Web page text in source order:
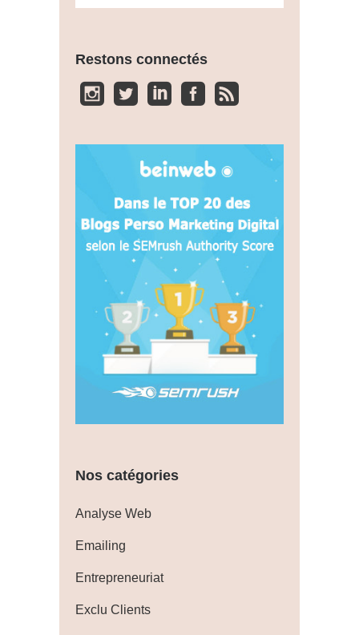
Restons connectés
Nos catégories
Analyse Web
Emailing
Entrepreneuriat
Exclu Clients